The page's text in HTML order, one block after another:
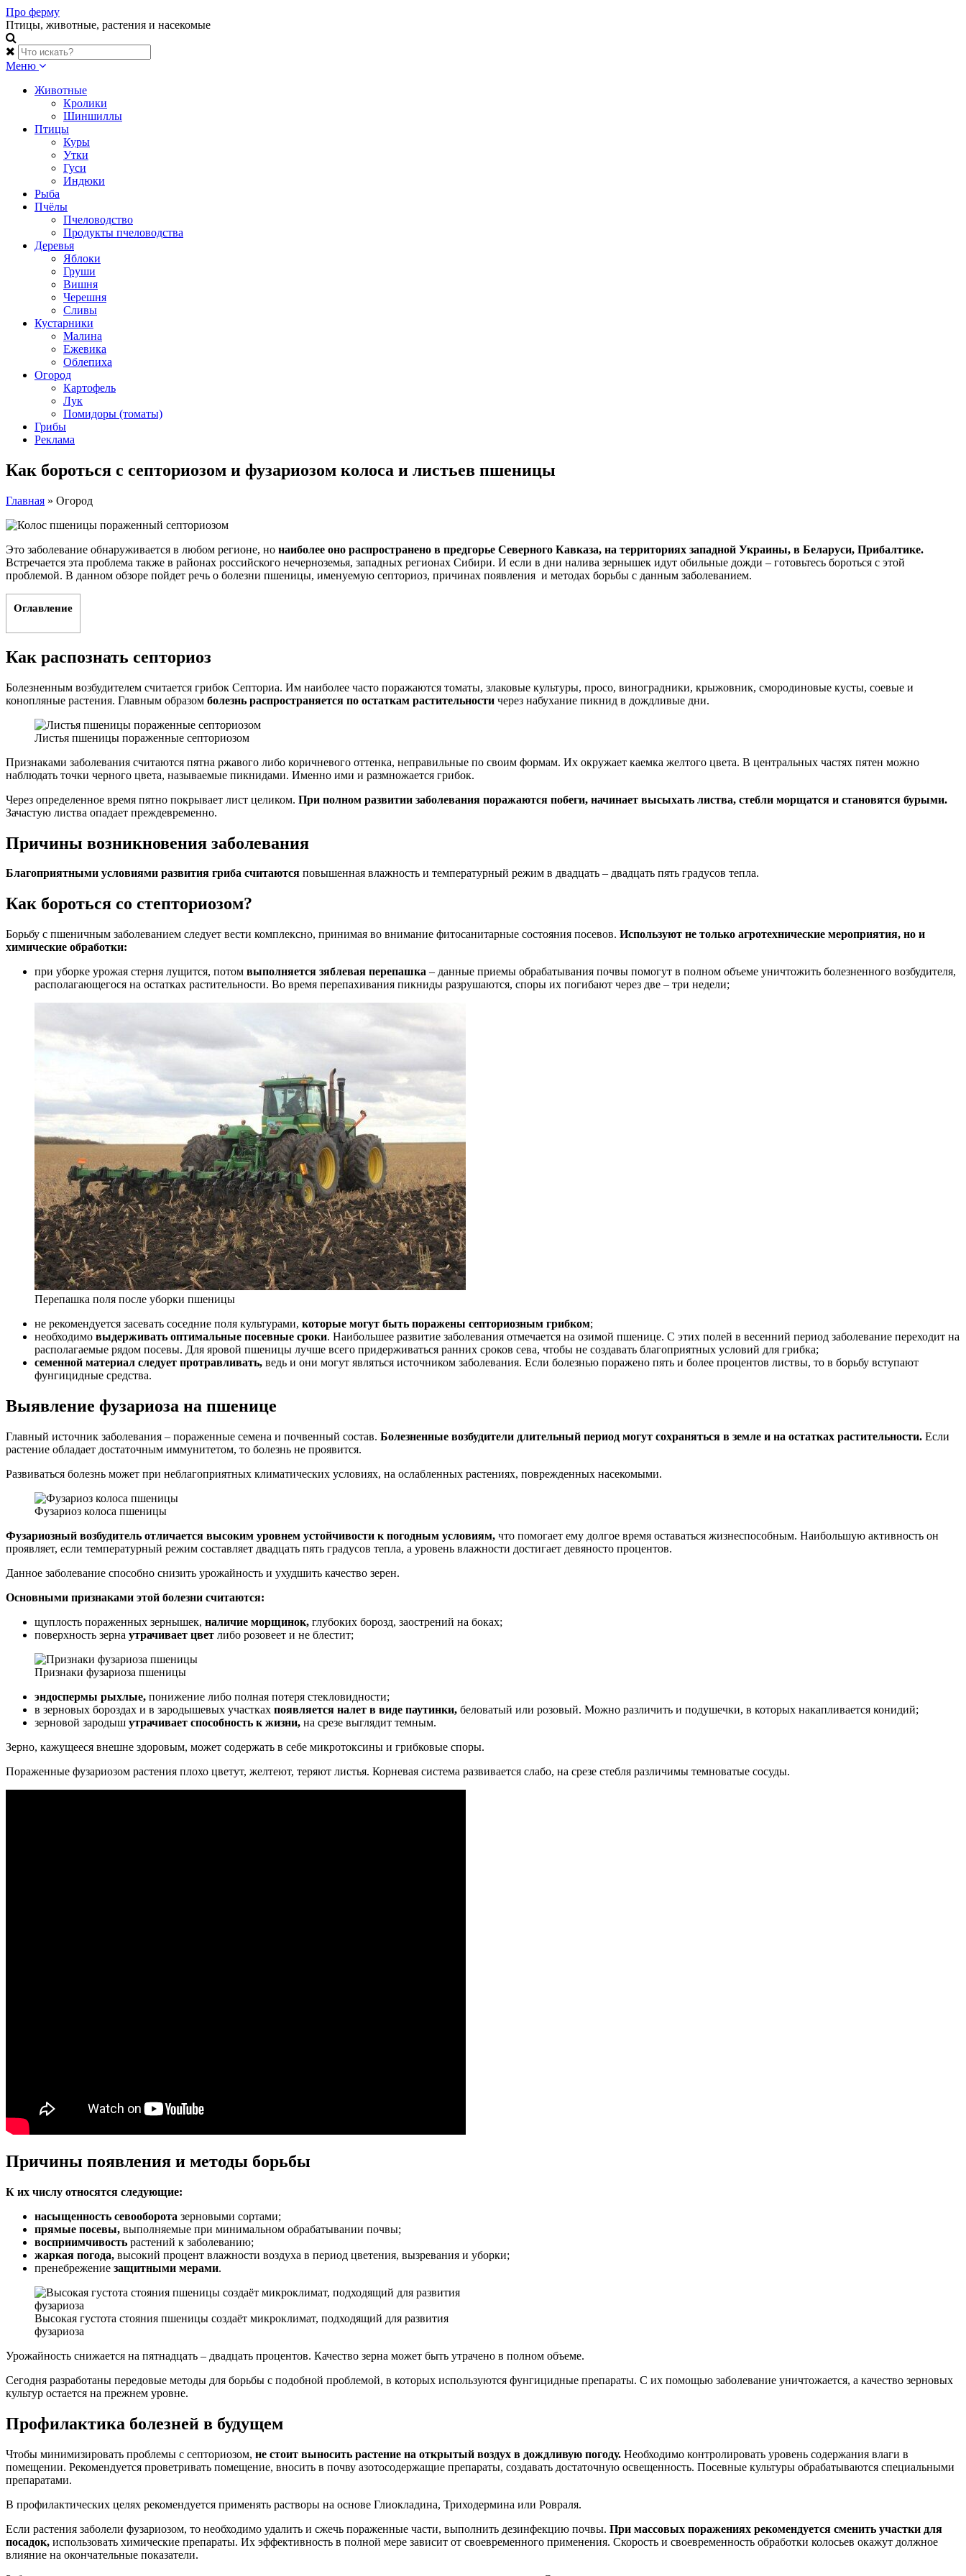
Skip
to
content
Про ферму
Птицы, животные, растения и насекомые
Меню
Животные
Кролики
Шиншиллы
Птицы
Куры
Утки
Гуси
Индюки
Рыба
Пчёлы
Пчеловодство
Продукты пчеловодства
Деревья
Яблоки
Груши
Вишня
Черешня
Сливы
Кустарники
Малина
Ежевика
Облепиха
Огород
Картофель
Лук
Помидоры (томаты)
Грибы
Реклама
Как бороться с септориозом и фузариозом колоса и листьев пшеницы
Главная » Огород
Это заболевание обнаруживается в любом регионе, но наиболее оно распространено в предгорье Северного Кавказа, на территориях западной Украины, в Беларуси, Прибалтике.
Встречается эта проблема также в районах российского нечерноземья, западных регионах Сибири. И если в дни налива зернышек идут обильные дожди – готовьтесь бороться с этой
проблемой. В данном обзоре пойдет речь о болезни пшеницы, именуемую септориоз, причинах появления и методах борьбы с данным заболеванием.
Оглавление
Как распознать септориоз
Болезненным возбудителем считается грибок Септориа. Им наиболее часто поражаются томаты, злаковые культуры, просо, виноградники, крыжовник, смородиновые кусты, соевые и
конопляные растения. Главным образом болезнь распространяется по остаткам растительности через набухание пикнид в дождливые дни.
Листья пшеницы пораженные септориозом
Признаками заболевания считаются пятна ржавого либо коричневого оттенка, неправильные по своим формам. Их окружает каемка желтого цвета. В центральных частях пятен можно
наблюдать точки черного цвета, называемые пикнидами. Именно ими и размножается грибок.
Через определенное время пятно покрывает лист целиком. При полном развитии заболевания поражаются побеги, начинает высыхать листва, стебли морщатся и становятся бурыми.
Зачастую листва опадает преждевременно.
Причины возникновения заболевания
Благоприятными условиями развития гриба считаются повышенная влажность и температурный режим в двадцать – двадцать пять градусов тепла.
Как бороться со степториозом?
Борьбу с пшеничным заболеванием следует вести комплексно, принимая во внимание фитосанитарные состояния посевов. Используют не только агротехнические мероприятия, но и
химические обработки:
при уборке урожая стерня лущится, потом выполняется зяблевая перепашка – данные приемы обрабатывания почвы помогут в полном объеме уничтожить болезненного возбудителя,
располагающегося на остатках растительности. Во время перепахивания пикниды разрушаются, споры их погибают через две – три недели;
Перепашка поля после уборки пшеницы
не рекомендуется засевать соседние поля культурами, которые могут быть поражены септориозным грибком;
необходимо выдерживать оптимальные посевные сроки. Наибольшее развитие заболевания отмечается на озимой пшенице. С этих полей в весенний период заболевание переходит на
располагаемые рядом посевы. Для яровой пшеницы лучше всего придерживаться ранних сроков сева, чтобы не создавать благоприятных условий для грибка;
семенной материал следует протравливать, ведь и они могут являться источником заболевания. Если болезнью поражено пять и более процентов листвы, то в борьбу вступают
фунгицидные средства.
Выявление фузариоза на пшенице
Главный источник заболевания – пораженные семена и почвенный состав. Болезненные возбудители длительный период могут сохраняться в земле и на остатках растительности. Если
растение обладает достаточным иммунитетом, то болезнь не проявится.
Развиваться болезнь может при неблагоприятных климатических условиях, на ослабленных растениях, поврежденных насекомыми.
Фузариоз колоса пшеницы
Фузариозный возбудитель отличается высоким уровнем устойчивости к погодным условиям, что помогает ему долгое время оставаться жизнеспособным. Наибольшую активность он
проявляет, если температурный режим составляет двадцать пять градусов тепла, а уровень влажности достигает девяносто процентов.
Данное заболевание способно снизить урожайность и ухудшить качество зерен.
Основными признаками этой болезни считаются:
щуплость пораженных зернышек, наличие морщинок, глубоких борозд, заострений на боках;
поверхность зерна утрачивает цвет либо розовеет и не блестит;
Признаки фузариоза пшеницы
эндоспермы рыхлые, понижение либо полная потеря стекловидности;
в зерновых бороздах и в зародышевых участках появляется налет в виде паутинки, беловатый или розовый. Можно различить и подушечки, в которых накапливается конидий;
зерновой зародыш утрачивает способность к жизни, на срезе выглядит темным.
Зерно, кажущееся внешне здоровым, может содержать в себе микротоксины и грибковые споры.
Пораженные фузариозом растения плохо цветут, желтеют, теряют листья. Корневая система развивается слабо, на срезе стебля различимы темноватые сосуды.
Причины появления и методы борьбы
К их числу относятся следующие:
насыщенность севооборота зерновыми сортами;
прямые посевы, выполняемые при минимальном обрабатывании почвы;
восприимчивость растений к заболеванию;
жаркая погода, высокий процент влажности воздуха в период цветения, вызревания и уборки;
пренебрежение защитными мерами.
Высокая густота стояния пшеницы создаёт микроклимат, подходящий для развития
фузариоза
Урожайность снижается на пятнадцать – двадцать процентов. Качество зерна может быть утрачено в полном объеме.
Сегодня разработаны передовые методы для борьбы с подобной проблемой, в которых используются фунгицидные препараты. С их помощью заболевание уничтожается, а качество зерновых
культур остается на прежнем уровне.
Профилактика болезней в будущем
Чтобы минимизировать проблемы с септориозом, не стоит выносить растение на открытый воздух в дождливую погоду. Необходимо контролировать уровень содержания влаги в
помещении. Рекомендуется проветривать помещение, вносить в почву азотосодержащие препараты, создавать достаточную освещенность. Посевные культуры обрабатываются специальными
препаратами.
В профилактических целях рекомендуется применять растворы на основе Глиокладина, Триходермина или Ровраля.
Если растения заболели фузариозом, то необходимо удалить и сжечь пораженные части, выполнить дезинфекцию почвы. При массовых поражениях рекомендуется сменить участки для
посадок, использовать химические препараты. Их эффективность в полной мере зависит от своевременного применения. Скорость и своевременность обработки колосьев окажут должное
влияние на окончательные показатели.